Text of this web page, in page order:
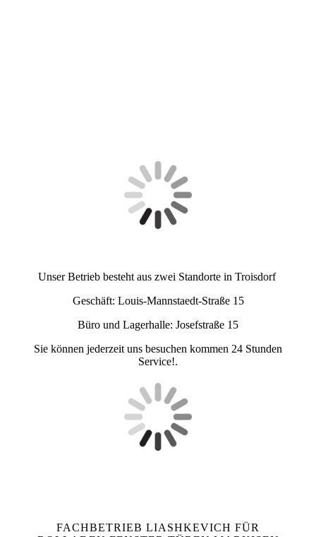
Unser Betrieb besteht aus zwei Standorte in Troisdorf
Geschäft: Louis-Mannstaedt-Straße 15
Büro und Lagerhalle: Josefstraße 15
Sie können jederzeit uns besuchen kommen 24 Stunden
Service!.
FACHBETRIEB LIASHKEVICH FÜR